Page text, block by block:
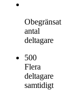
Obegränsat
antal
deltagare
500
Flera
deltagare
samtidigt